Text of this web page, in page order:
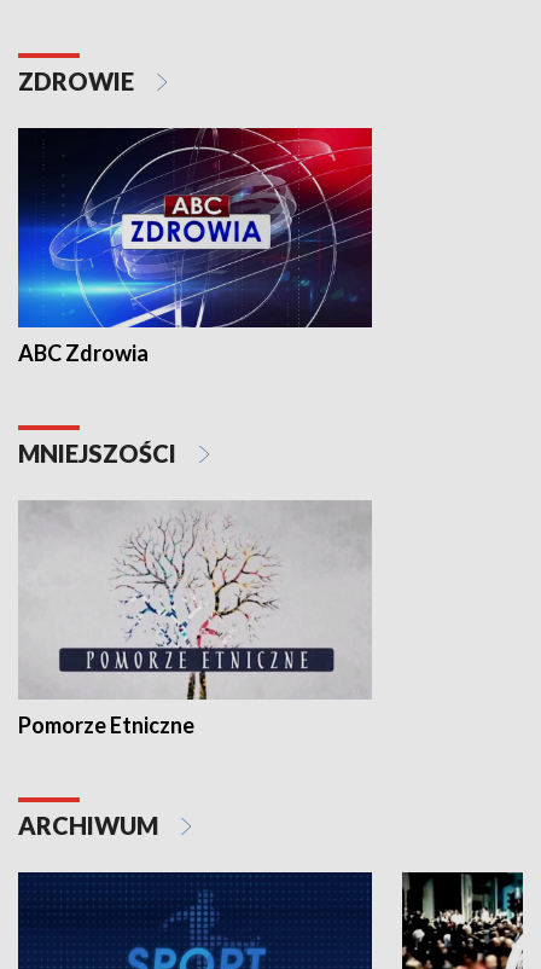
ZDROWIE
ABC Zdrowia
MNIEJSZOŚCI
Pomorze Etniczne
ARCHIWUM